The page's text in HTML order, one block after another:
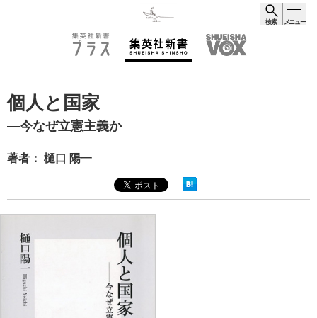
検索 メニュー
個人と国家
―今なぜ立憲主義か
著者： 樋口 陽一